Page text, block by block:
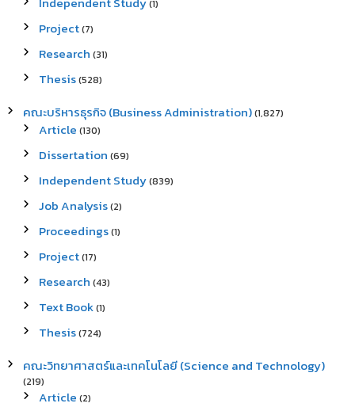
(1)
Project(7)
Research (31)
Thesis(528)
คณะบริหารธุรกิจ (Business Administration)(1,827)
Article (130)
Dissertation (69)
Independent Study(839)
Job Analysis(2)
Proceedings(1)
Project(17)
Research (43)
Text Book(1)
Thesis(724)
คณะวิทยาศาสตร์และเทคโนโลยี (Science and Technology)
(219)
Article (2)